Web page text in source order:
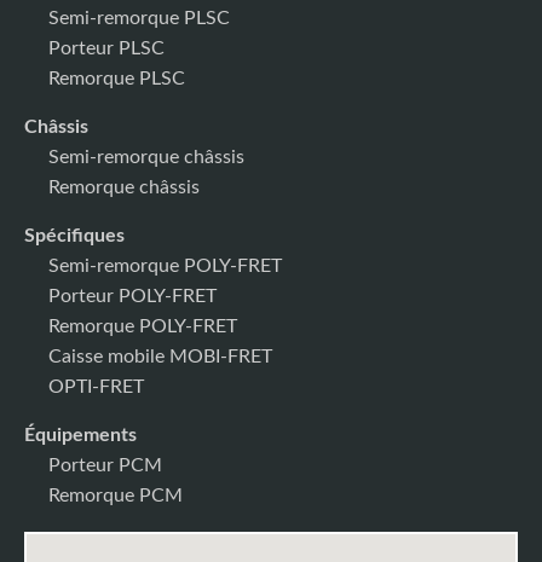
Semi-remorque PLSC
Porteur PLSC
Remorque PLSC
Châssis
Semi-remorque châssis
Remorque châssis
Spécifiques
Semi-remorque POLY-FRET
Porteur POLY-FRET
Remorque POLY-FRET
Caisse mobile MOBI-FRET
OPTI-FRET
Équipements
Porteur PCM
Remorque PCM